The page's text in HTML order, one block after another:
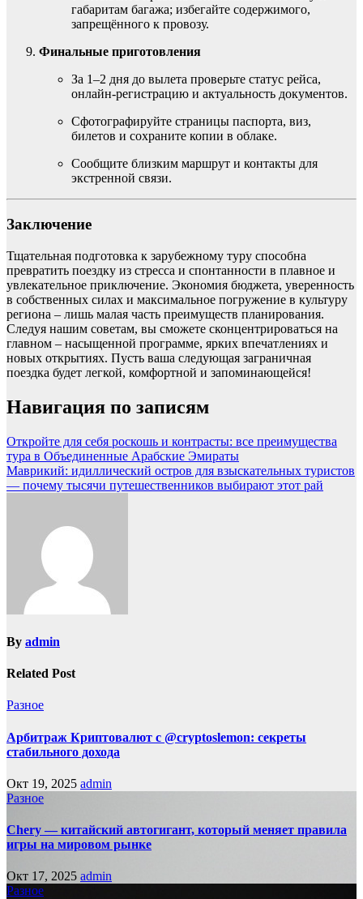
габаритам багажа; избегайте содержимого,
запрещённого к провозу.
Финальные приготовления
За 1–2 дня до вылета проверьте статус рейса,
онлайн-регистрацию и актуальность документов.
Сфотографируйте страницы паспорта, виз,
билетов и сохраните копии в облаке.
Сообщите близким маршрут и контакты для
экстренной связи.
Заключение
Тщательная подготовка к зарубежному туру способна
превратить поездку из стресса и спонтанности в плавное и
увлекательное приключение. Экономия бюджета, уверенность
в собственных силах и максимальное погружение в культуру
региона – лишь малая часть преимуществ планирования.
Следуя нашим советам, вы сможете сконцентрироваться на
главном – насыщенной программе, ярких впечатлениях и
новых открытиях. Пусть ваша следующая заграничная
поездка будет легкой, комфортной и запоминающейся!
Навигация по записям
Откройте для себя роскошь и контрасты: все преимущества
тура в Объединенные Арабские Эмираты
Маврикий: идиллический остров для взыскательных туристов
— почему тысячи путешественников выбирают этот рай
By admin
Related Post
Разное
Арбитраж Криптовалют с @cryptoslemon: секреты
стабильного дохода
Окт 19, 2025 admin
Разное
Chery — китайский автогигант, который меняет правила
игры на мировом рынке
Окт 17, 2025 admin
Разное